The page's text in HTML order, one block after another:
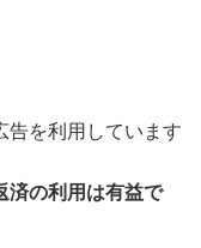
告を利用しています
済の利用は有益で